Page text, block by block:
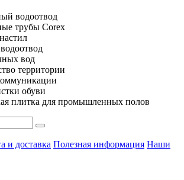
водоотвод
трубы Corex
вод
территории
обуви
плитка для промышленных полов
и доставка Полезная информация Наши